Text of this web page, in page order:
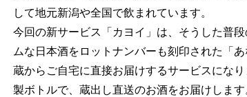
して地元新潟や全国で飲まれています。
今回の新サービス「カヨイ」は、そうした普
ムな日本酒をロットナンバーも刻印された「
蔵からご自宅に直接お届けするサービスにな
製ボトルで、蔵出し直送のお酒をお届けします